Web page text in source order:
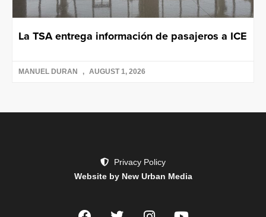
La TSA entrega información de pasajeros a ICE
MANUEL DURAN AUGUST 1, 2026
Privacy Policy
Website by New Urban Media